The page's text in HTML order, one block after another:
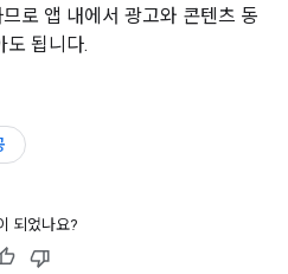
로 앱 내에서 광고와 콘텐츠 동
도 됩니다.
되었나요?